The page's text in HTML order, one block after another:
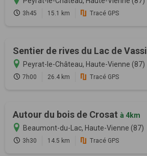
3h45 15.1 km Tracé GPS
Sentier de rives du Lac de
Peyrat-le-Château, Haute-Vienne (87)
7h00 26.4 km Tracé GPS
Autour du bois de Crosat à 4km
Beaumont-du-Lac, Haute-Vienne (87)
3h30 14.5 km Tracé GPS